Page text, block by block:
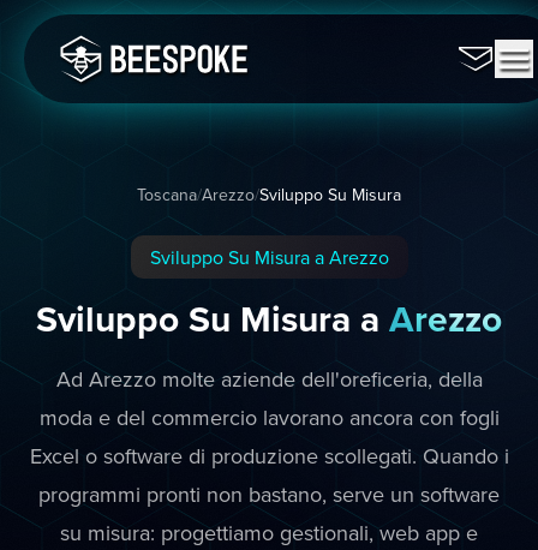
Toscana/Arezzo/Sviluppo Su Misura
Sviluppo Su Misura a Arezzo
Sviluppo Su Misura a Arezzo
Ad Arezzo molte aziende dell'oreficeria, della
moda e del commercio lavorano ancora con fogli
Excel o software di produzione scollegati. Quando i
programmi pronti non bastano, serve un software
su misura: progettiamo gestionali, web app e